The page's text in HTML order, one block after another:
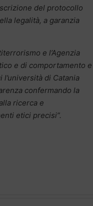
del protocollo
legalità, a garanzia
e l’Agenzia
e di comportamento e
l’università di Catania
confermando la
ricerca e
etici precisi”.